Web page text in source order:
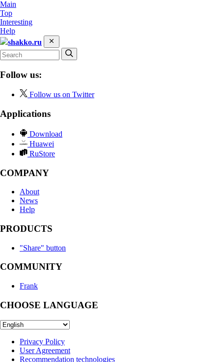
Main
Top
Interesting
Help
shakko.ru
Follow us:
Follow us on Twitter
Applications
Download
Huawei
RuStore
COMPANY
About
News
Help
PRODUCTS
"Share" button
COMMUNITY
Frank
CHOOSE LANGUAGE
Privacy Policy
User Agreement
Recommendation technologies